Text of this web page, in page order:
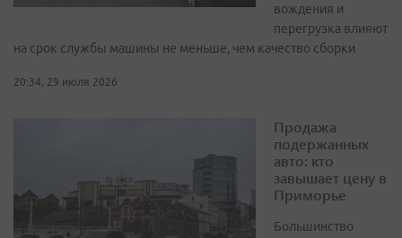
вождения и
перегрузка влияют
на срок службы машины не меньше, чем качество сборки
20:34, 29 июля 2026
Продажа
подержанных
авто: кто
завышает цену в
Приморье
Большинство